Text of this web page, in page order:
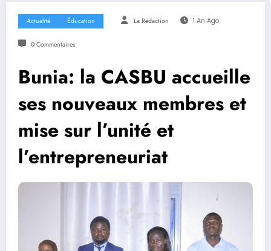
Actualité Éducation La Rédaction 1 An Ago
0 Commentaires
Bunia: la CASBU accueille
ses nouveaux membres et
mise sur l’unité et
l’entrepreneuriat